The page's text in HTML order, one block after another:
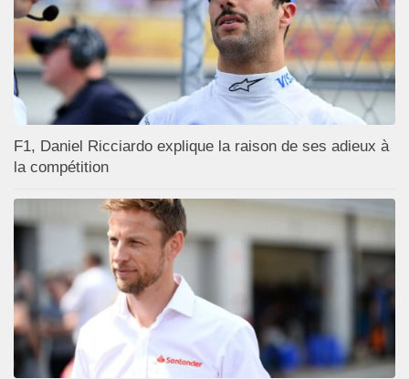
F1, Daniel Ricciardo explique la raison de ses adieux à
la compétition